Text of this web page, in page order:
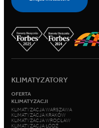
KLIMATYZATORY
OFERTA
KLIMATYZACJI
KLIMATYZACJA WARSZAWA
KLIMATYZACJA KRAKÓW
KLIMATYZACJA WROCŁAW
KLIMATYZACJA ŁÓDŹ